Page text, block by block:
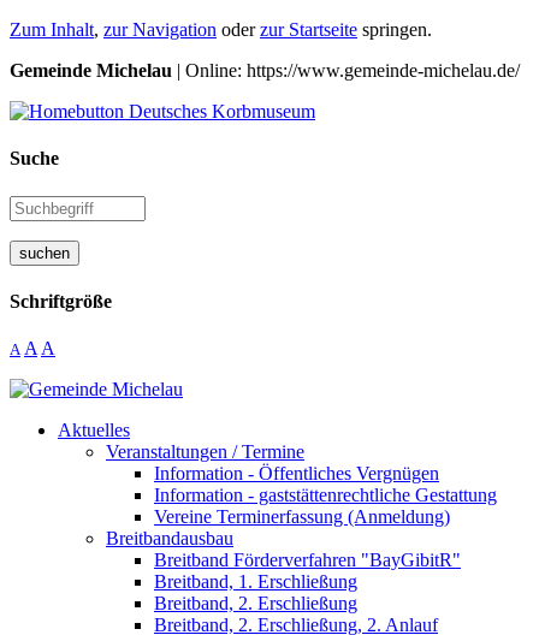
Zum Inhalt, zur Navigation oderzur Startseite springen.
Gemeinde Michelau | Online: https://www.gemeinde-michelau.de/
Suche
suchen
Schriftgröße
A A A
Aktuelles
Veranstaltungen / Termine
Information - Öffentliches Vergnügen
Information - gaststättenrechtliche Gestattung
Vereine Terminerfassung (Anmeldung)
Breitbandausbau
Breitband Förderverfahren "BayGibitR"
Breitband, 1. Erschließung
Breitband, 2. Erschließung
Breitband, 2. Erschließung, 2. Anlauf